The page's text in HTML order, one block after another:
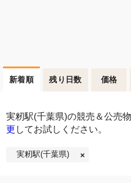
新着順 残り日数 価格
実籾駅(千葉県)の競売＆公売
更 してお試しください。
実籾駅(千葉県)